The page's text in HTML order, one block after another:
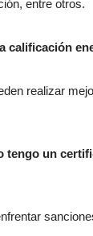
entre otros.
calificación
realizar
tengo un